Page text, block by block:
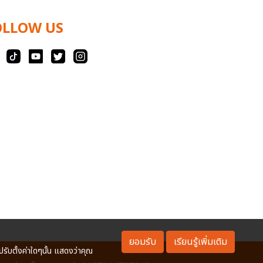
US
รับตั้งค่าใดๆนั้น แสดงว่าคุณ
ยอมรับ เรียนรู้เพิ่มเติม